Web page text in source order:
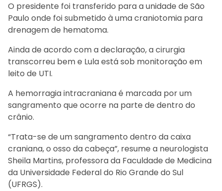
O presidente foi transferido para a unidade de São
Paulo onde foi submetido à uma craniotomia para
drenagem de hematoma.
Ainda de acordo com a declaração, a cirurgia
transcorreu bem e Lula está sob monitoração em
leito de UTI.
A hemorragia intracraniana é marcada por um
sangramento que ocorre na parte de dentro do
crânio.
“Trata-se de um sangramento dentro da caixa
craniana, o osso da cabeça”, resume a neurologista
Sheila Martins, professora da Faculdade de Medicina
da Universidade Federal do Rio Grande do Sul
(UFRGS).